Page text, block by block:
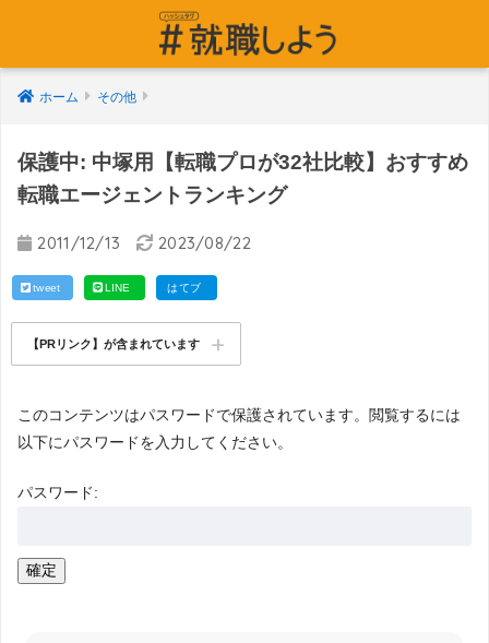
ホーム その他
保護中: 中塚用【転職プロが32社比較】おすすめ
転職エージェントランキング
2011/12/13 2023/08/22
tweet LINE はてブ
【PRリンク】が含まれています
このコンテンツはパスワードで保護されています。閲覧するには
以下にパスワードを入力してください。
パスワード: